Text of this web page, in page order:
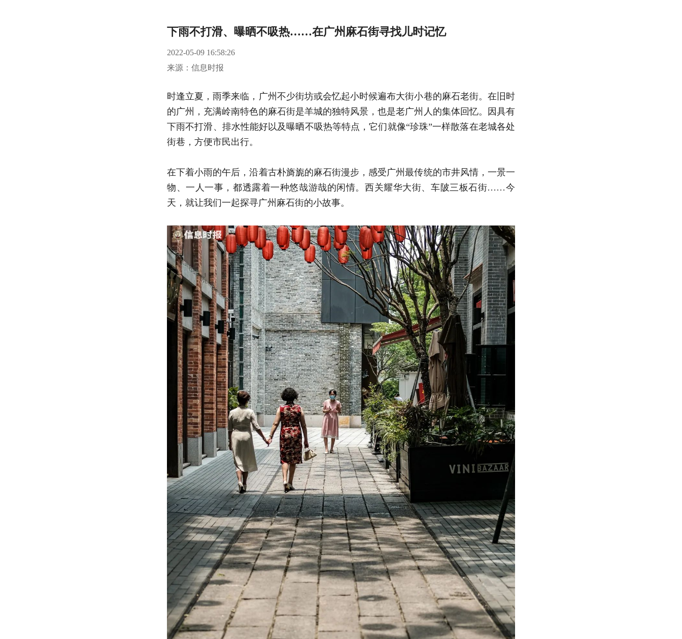
下雨不打滑、曝晒不吸热……在广州麻石街寻找儿时记忆
2022-05-09 16:58:26
来源：信息时报
时逢立夏，雨季来临，广州不少街坊或会忆起小时候遍布大街小巷的麻石老街。在旧时
的广州，充满岭南特色的麻石街是羊城的独特风景，也是老广州人的集体回忆。因具有
下雨不打滑、排水性能好以及曝晒不吸热等特点，它们就像“珍珠”一样散落在老城各处
街巷，方便市民出行。
在下着小雨的午后，沿着古朴旖旎的麻石街漫步，感受广州最传统的市井风情，一景一
物、一人一事，都透露着一种悠哉游哉的闲情。西关耀华大街、车陂三板石街……今
天，就让我们一起探寻广州麻石街的小故事。